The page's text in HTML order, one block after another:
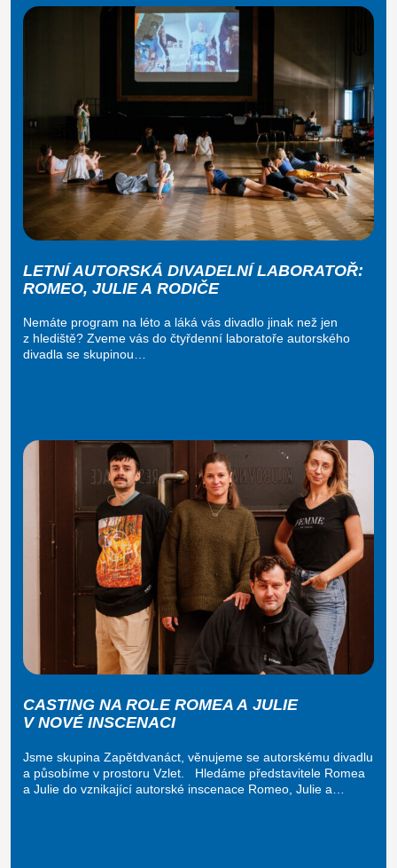
LETNÍ AUTORSKÁ DIVADELNÍ LABORATOŘ:
ROMEO, JULIE A RODIČE
Nemáte program na léto a láká vás divadlo jinak než jen
z hlediště? Zveme vás do čtyřdenní laboratoře autorského
divadla se skupinou…
CASTING NA ROLE ROMEA A JULIE
V NOVÉ INSCENACI
Jsme skupina Zapětdvanáct, věnujeme se autorskému divadlu
a působíme v prostoru Vzlet. Hledáme představitele Romea
a Julie do vznikající autorské inscenace Romeo, Julie a…